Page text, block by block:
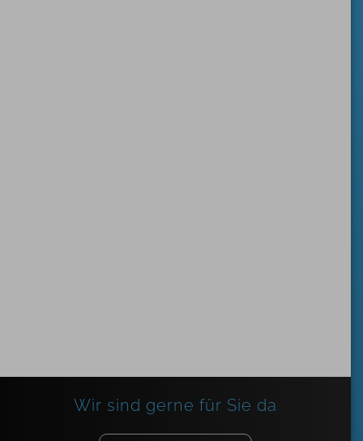
Wir sind gerne für Sie da